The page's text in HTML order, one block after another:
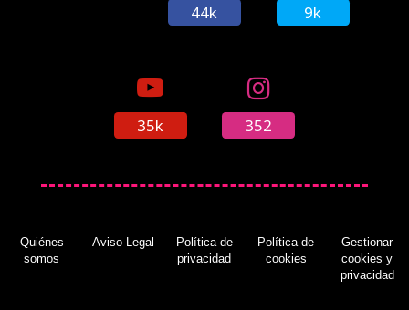
44k 9k
35k 352
Quiénes
somos
Aviso Legal
Política de
privacidad
Política de
cookies
Gestionar
cookies y
privacidad